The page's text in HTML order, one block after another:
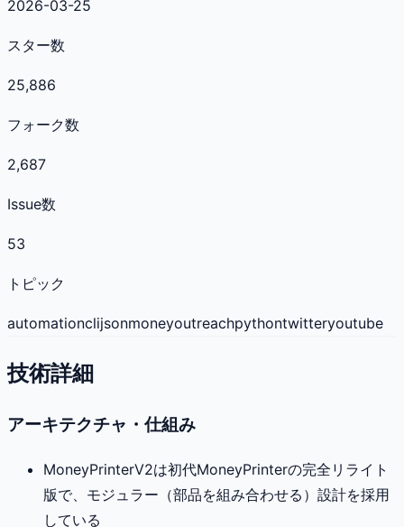
2026-03-25
スター数
25,886
フォーク数
2,687
Issue数
53
トピック
automationclijsonmoneyoutreachpythontwitteryoutube
技術詳細
アーキテクチャ・仕組み
MoneyPrinterV2は初代MoneyPrinterの完全リライト
版で、モジュラー（部品を組み合わせる）設計を採用
している